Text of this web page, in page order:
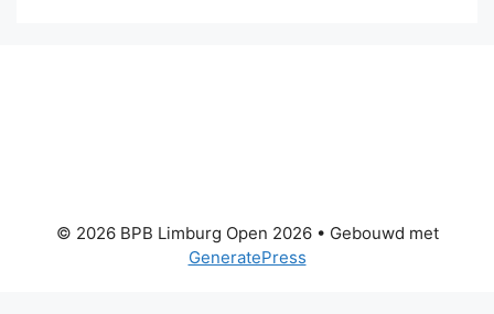
© 2026 BPB Limburg Open 2026• Gebouwd met
GeneratePress